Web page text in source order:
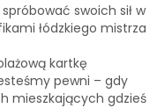
swoich sił w
łódzkiego mistrza
kartkę
pewni – gdy
mieszkających gdzieś